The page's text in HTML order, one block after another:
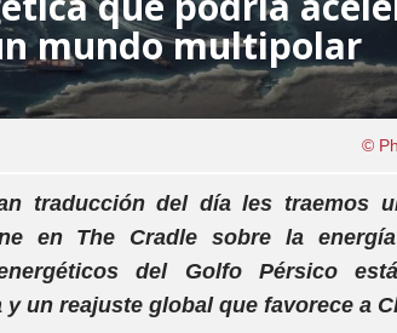
mundo multipolar
©
traducción del día les traemos
en The Cradle sobre la
del Golfo Pérsico
un reajuste global que favorece a